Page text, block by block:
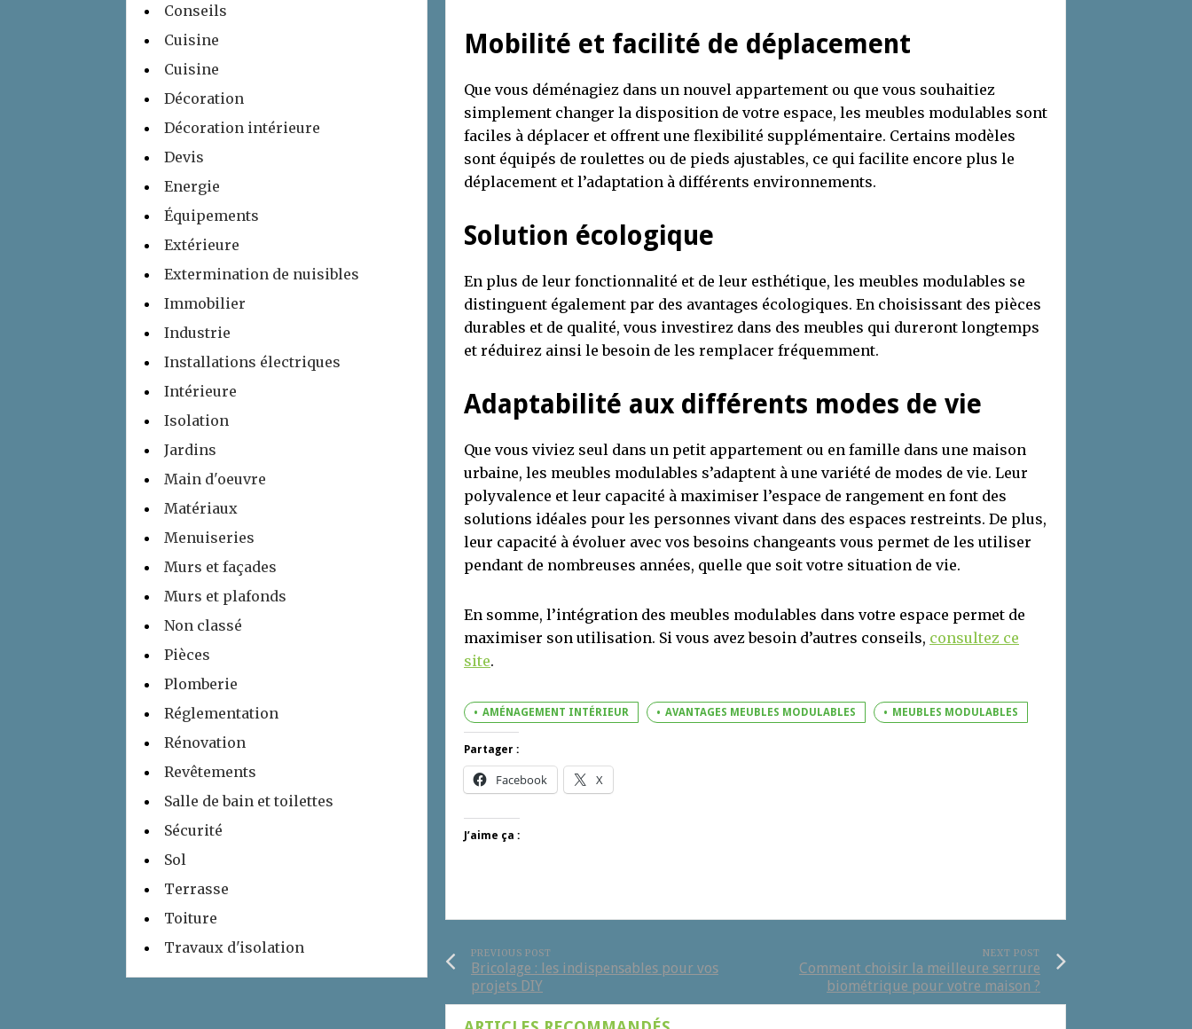
Mobilité et facilité de déplacement
Que vous déménagiez dans un nouvel appartement ou que vous souhaitiez
simplement changer la disposition de votre espace, les meubles modulables sont
faciles à déplacer et offrent une flexibilité supplémentaire. Certains modèles
sont équipés de roulettes ou de pieds ajustables, ce qui facilite encore plus le
déplacement et l’adaptation à différents environnements.
Solution écologique
En plus de leur fonctionnalité et de leur esthétique, les meubles modulables se
distinguent également par des avantages écologiques. En choisissant des pièces
durables et de qualité, vous investirez dans des meubles qui dureront longtemps
et réduirez ainsi le besoin de les remplacer fréquemment.
Adaptabilité aux différents modes de vie
Que vous viviez seul dans un petit appartement ou en famille dans une maison
urbaine, les meubles modulables s’adaptent à une variété de modes de vie. Leur
polyvalence et leur capacité à maximiser l’espace de rangement en font des
solutions idéales pour les personnes vivant dans des espaces restreints. De plus,
leur capacité à évoluer avec vos besoins changeants vous permet de les utiliser
pendant de nombreuses années, quelle que soit votre situation de vie.
En somme, l’intégration des meubles modulables dans votre espace permet de
maximiser son utilisation. Si vous avez besoin d’autres conseils, consultez ce
site.
AMÉNAGEMENT INTÉRIEUR AVANTAGES MEUBLES MODULABLES MEUBLES MODULABLES
Partager :
Facebook X
J’aime ça :
PREVIOUS POST
Bricolage : les indispensables pour vos
projets DIY
NEXT POST
Comment choisir la meilleure serrure
biométrique pour votre maison ?
Conseils
Cuisine
Cuisine
Décoration
Décoration intérieure
Devis
Energie
Équipements
Extérieure
Extermination de nuisibles
Immobilier
Industrie
Installations électriques
Intérieure
Isolation
Jardins
Main d'oeuvre
Matériaux
Menuiseries
Murs et façades
Murs et plafonds
Non classé
Pièces
Plomberie
Réglementation
Rénovation
Revêtements
Salle de bain et toilettes
Sécurité
Sol
Terrasse
Toiture
Travaux d'isolation